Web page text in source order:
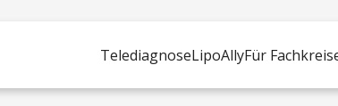
TelediagnoseLipoAllyFür